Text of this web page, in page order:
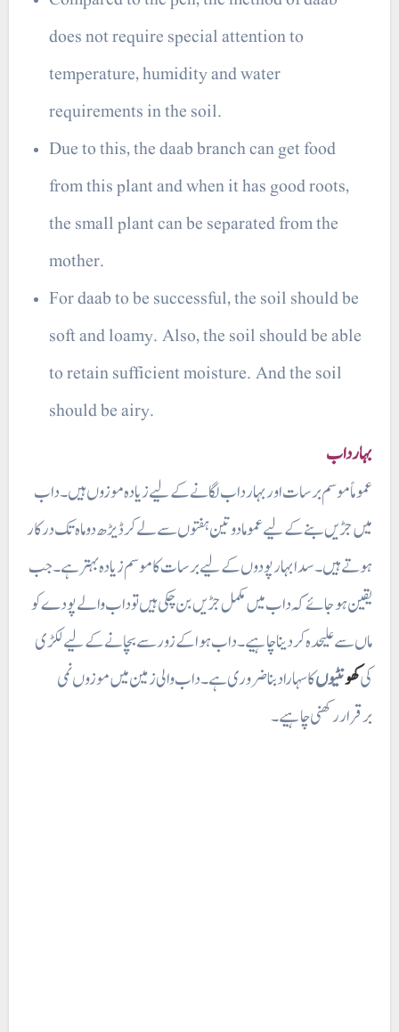
does not require special attention to
temperature, humidity and water
requirements in the soil.
Due to this, the daab branch can get food
from this plant and when it has good roots,
the small plant can be separated from the
mother.
For daab to be successful, the soil should be
soft and loamy. Also, the soil should be able
to retain sufficient moisture. And the soil
should be airy.
بہار داب
عموماً موسم برسات اور بہار داب لگانے کے لیے زیادہ موزوں ہیں۔ داب
میں جڑیں بنے کے لیے عموما دو تین ہفتوں سے لے کر ڈیڑھ دو ماہ تک درکار
ہوتے ہیں۔ سدا بہار پودوں کے لیے برسات کا موسم زیادہ بہتر ہے۔ جب
یقین ہو جائے کہ داب میں مکمل جڑیں بن چکی ہیں تو داب والے پودے کو
ماں سے علیحد ہ کر دینا چاہیے۔ داب ہوا کے زور سے بچانے کے لیے لکڑی
ککھونٹیوںکا سہاراد بنا ضروری ہے۔ داب والی زمین میں موزوں نمی
برقرار رکھنی چاہیے۔